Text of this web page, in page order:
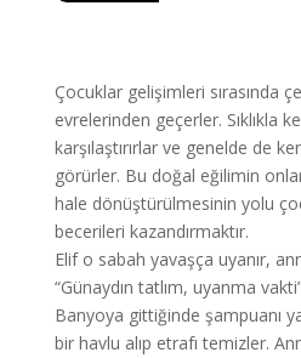
Çocuklar gelişimleri sırasında
evrelerinden geçerler. Sıklıkla
karşılaştırırlar ve genelde de
görürler. Bu doğal eğilimin
hale dönüştürülmesinin yolu
becerileri kazandırmaktır.
Elif o sabah yavaşça uyanır,
“Günaydın tatlım, uyanma
Banyoya gittiğinde şampuanı
bir havlu alıp etrafı temizler.